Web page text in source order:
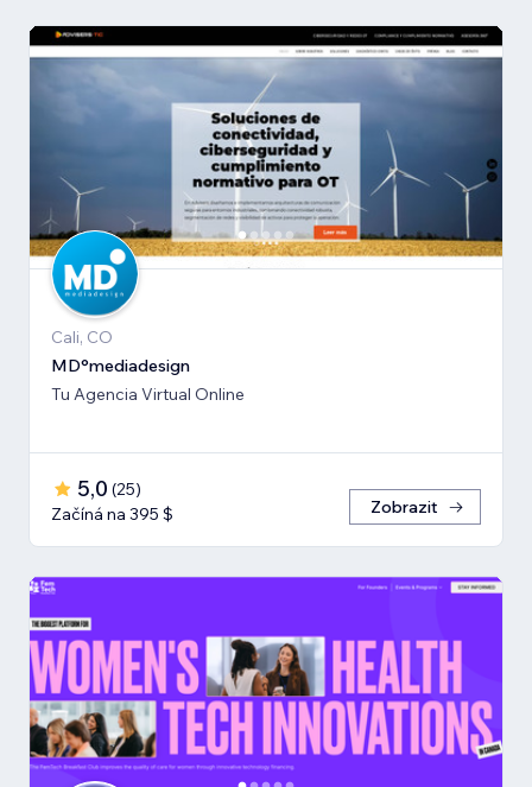
Cali, CO
MD°mediadesign
Tu Agencia Virtual Online
5,0 (25)
Začíná na 395 $
Zobrazit